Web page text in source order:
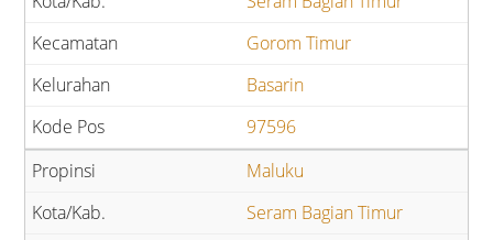
Gorom Timur
Basarin
97596
Maluku
Seram Bagian Timur